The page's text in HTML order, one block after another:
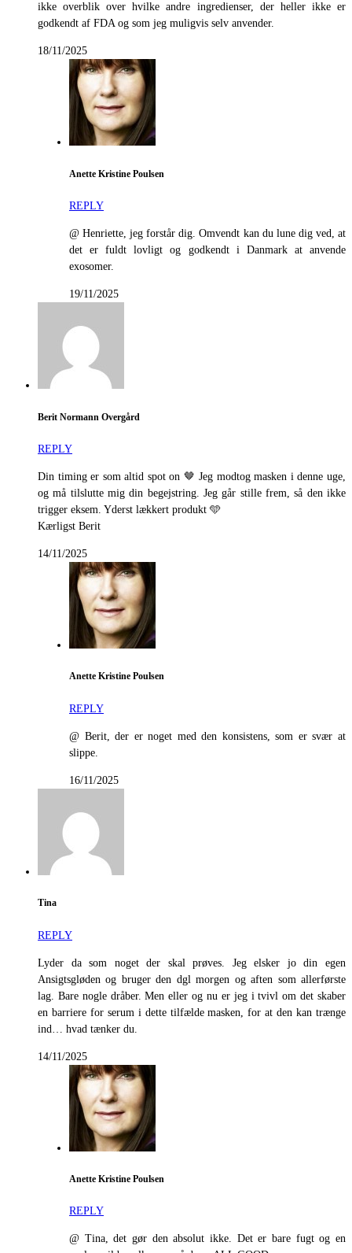
ikke overblik over hvilke andre ingredienser, der heller ikke er
godkendt af FDA og som jeg muligvis selv anvender.
18/11/2025
Anette Kristine Poulsen
REPLY
@ Henriette, jeg forstår dig. Omvendt kan du lune dig ved, at
det er fuldt lovligt og godkendt i Danmark at anvende
exosomer.
19/11/2025
Berit Normann Overgård
REPLY
Din timing er som altid spot on 🤎 Jeg modtog masken i denne uge,
og må tilslutte mig din begejstring. Jeg går stille frem, så den ikke
trigger eksem. Yderst lækkert produkt 🩵
Kærligst Berit
14/11/2025
Anette Kristine Poulsen
REPLY
@ Berit, der er noget med den konsistens, som er svær at
slippe.
16/11/2025
Tina
REPLY
Lyder da som noget der skal prøves. Jeg elsker jo din egen
Ansigtsgløden og bruger den dgl morgen og aften som allerførste
lag. Bare nogle dråber. Men eller og nu er jeg i tvivl om det skaber
en barriere for serum i dette tilfælde masken, for at den kan trænge
ind… hvad tænker du.
14/11/2025
Anette Kristine Poulsen
REPLY
@ Tina, det gør den absolut ikke. Det er bare fugt og en